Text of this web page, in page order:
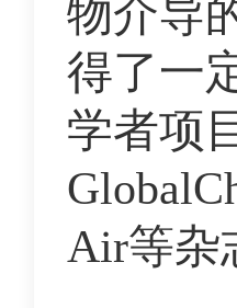
物介导
得了一
学者项
Air等杂